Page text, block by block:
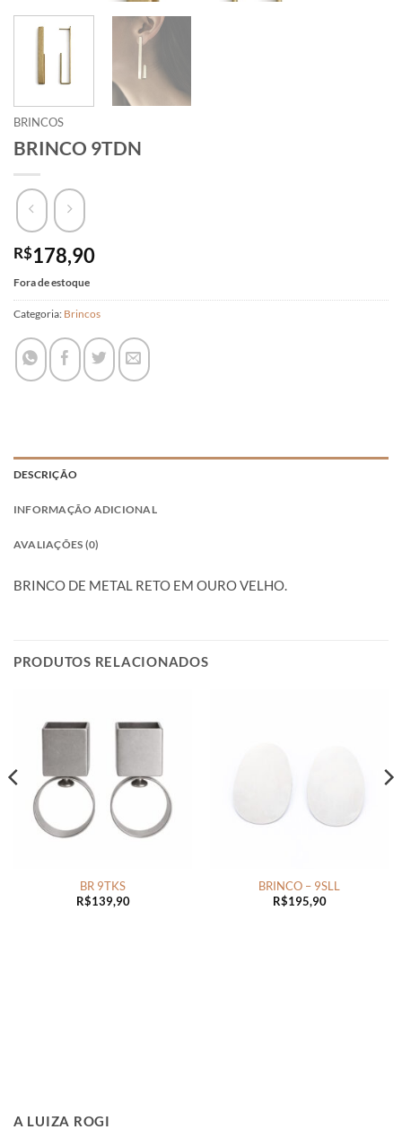
BRINCOS
BRINCO 9TDN
R$178,90
Fora de estoque
Categoria: Brincos
DESCRIÇÃO
INFORMAÇÃO ADICIONAL
AVALIAÇÕES (0)
BRINCO DE METAL RETO EM OURO VELHO.
PRODUTOS RELACIONADOS
BR 9TKS
R$139,90
BRINCO – 9SLL
R$195,90
A LUIZA ROGI